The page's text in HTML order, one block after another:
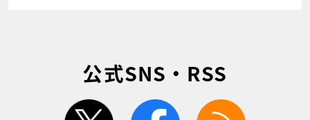
公式SNS・RSS
twitter facebook